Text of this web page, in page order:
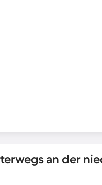
an der